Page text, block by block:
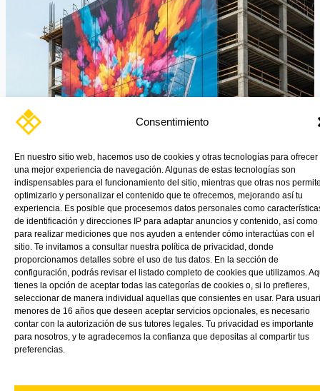
Consentimiento
En nuestro sitio web, hacemos uso de cookies y otras tecnologías para ofrecer
una mejor experiencia de navegación. Algunas de estas tecnologías son
indispensables para el funcionamiento del sitio, mientras que otras nos
optimizarlo y personalizar el contenido que te ofrecemos, mejorando así tu
experiencia. Es posible que procesemos datos personales como
de identificación y direcciones IP para adaptar anuncios y contenido, así como
para realizar mediciones que nos ayuden a entender cómo interactúas con el
sitio. Te invitamos a consultar nuestra política de privacidad, donde
proporcionamos detalles sobre el uso de tus datos. En la sección de
configuración, podrás revisar el listado completo de cookies que utilizamos.
tienes la opción de aceptar todas las categorías de cookies o, si lo prefieres,
seleccionar de manera individual aquellas que consientes en usar. Para
menores de 16 años que deseen aceptar servicios opcionales, es necesario
contar con la autorización de sus tutores legales. Tu privacidad es importante
para nosotros, y te agradecemos la confianza que depositas al compartir tus
preferencias.
Las lonas de VINK Plastics cumplen con la normativa FR –
Clasificación al fuego B1, un requisito obligatorio por ley en
entornos públicos y privados.
Read More »